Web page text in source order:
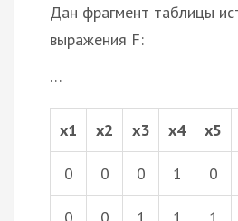
Дан фрагмент таблицы
выражения F:
…
x1 x2 x3 x4 x5
0 0 0 1 0
0 0 1 1 1